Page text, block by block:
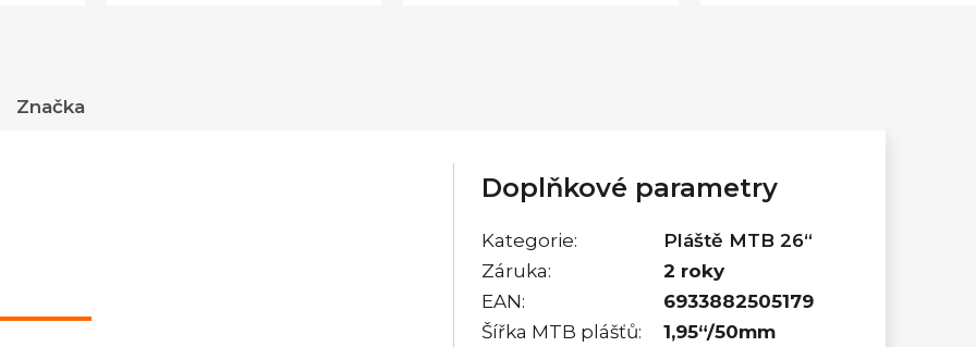
Značka
Doplňkové parametry
Kategorie:
Pláště MTB 26“
Záruka:
2 roky
EAN:
6933882505179
Šířka MTB plášťů:
1,95“/50mm